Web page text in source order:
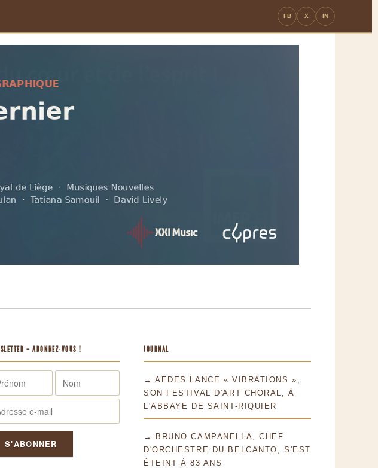
FB X IN
– ABONNEZ-VOUS ! JOURNAL
→ AEDES LANCE « VIBRATIONS »,
SON FESTIVAL D'ART CHORAL, À
L'ABBAYE DE SAINT-RIQUIER
→ BRUNO CAMPANELLA, CHEF
D'ORCHESTRE DU BELCANTO, S'EST
ÉTEINT À 83 ANS